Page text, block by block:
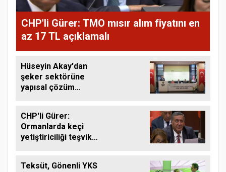
CHP'li Gürer: TMO mısır alım fiyatını en
az 17 TL açıklamalı
Hüseyin Akay'dan
şeker sektörüne
yapısal çözüm
CHP'li Gürer:
Ormanlarda keçi
yetiştiriciliği teşvik
Teksüt, Gönenli YKS